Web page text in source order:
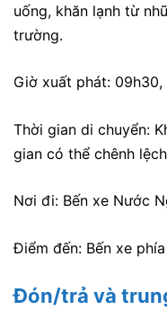
uống, khăn lạnh từ
trường.
Giờ xuất phát:
Thời gian di chuyển:
gian có thể chênh
Nơi đi: Bến xe Nước
Điểm đến: Bến xe
Đón/trả và